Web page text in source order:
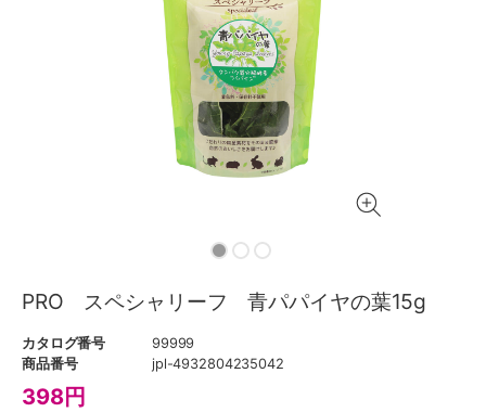
PRO スペシャリーフ 青パパイヤの葉15g
カタログ番号
99999
商品番号
jpl-4932804235042
398円